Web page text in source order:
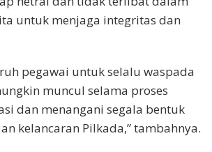
untuk menjaga integritas dan
pegawai untuk selalu waspada
muncul selama proses
dan menangani segala bentuk
kelancaran Pilkada,” tambahnya.